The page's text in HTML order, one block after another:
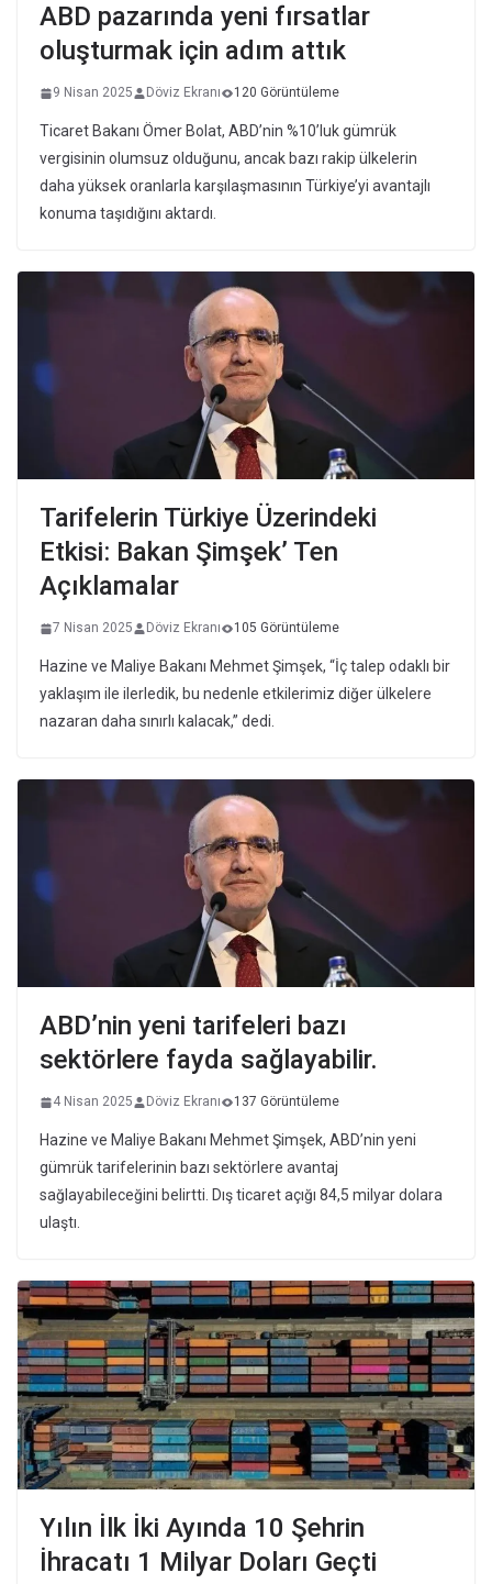
ABD pazarında yeni fırsatlar
oluşturmak için adım attık
9 Nisan 2025 Döviz Ekranı 120 Görüntüleme
Ticaret Bakanı Ömer Bolat, ABD’nin %10’luk gümrük
vergisinin olumsuz olduğunu, ancak bazı rakip ülkelerin
daha yüksek oranlarla karşılaşmasının Türkiye’yi avantajlı
konuma taşıdığını aktardı.
Tarifelerin Türkiye Üzerindeki
Etkisi: Bakan Şimşek’ Ten
Açıklamalar
7 Nisan 2025 Döviz Ekranı 105 Görüntüleme
Hazine ve Maliye Bakanı Mehmet Şimşek, “İç talep odaklı bir
yaklaşım ile ilerledik, bu nedenle etkilerimiz diğer ülkelere
nazaran daha sınırlı kalacak,” dedi.
ABD’nin yeni tarifeleri bazı
sektörlere fayda sağlayabilir.
4 Nisan 2025 Döviz Ekranı 137 Görüntüleme
Hazine ve Maliye Bakanı Mehmet Şimşek, ABD’nin yeni
gümrük tarifelerinin bazı sektörlere avantaj
sağlayabileceğini belirtti. Dış ticaret açığı 84,5 milyar dolara
ulaştı.
Yılın İlk İki Ayında 10 Şehrin
İhracatı 1 Milyar Doları Geçti